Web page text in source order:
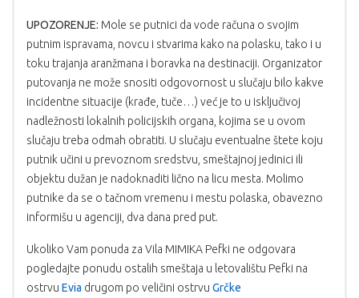
UPOZORENJE: Mole se putnici da vode računa o svojim
putnim ispravama, novcu i stvarima kako na polasku, tako i u
toku trajanja aranžmana i boravka na destinaciji. Organizator
putovanja ne može snositi odgovornost u slučaju bilo kakve
incidentne situacije (krađe, tuče…) već je to u isključivoj
nadležnosti lokalnih policijskih organa, kojima se u ovom
slučaju treba odmah obratiti. U slučaju eventualne štete koju
putnik učini u prevoznom sredstvu, smeštajnoj jedinici ili
objektu dužan je nadoknaditi lično na licu mesta. Molimo
putnike da se o tačnom vremenu i mestu polaska, obavezno
informišu u agenciji, dva dana pred put.
Ukoliko Vam ponuda za Vila MIMIKA Pefki ne odgovara
pogledajte ponudu ostalih smeštaja u letovalištu Pefki na
ostrvu Evia drugom po veličini ostrvu Grčke